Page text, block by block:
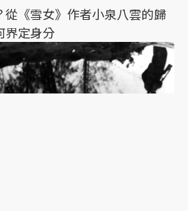
從《雪女》作者小泉八雲的歸
界定身分